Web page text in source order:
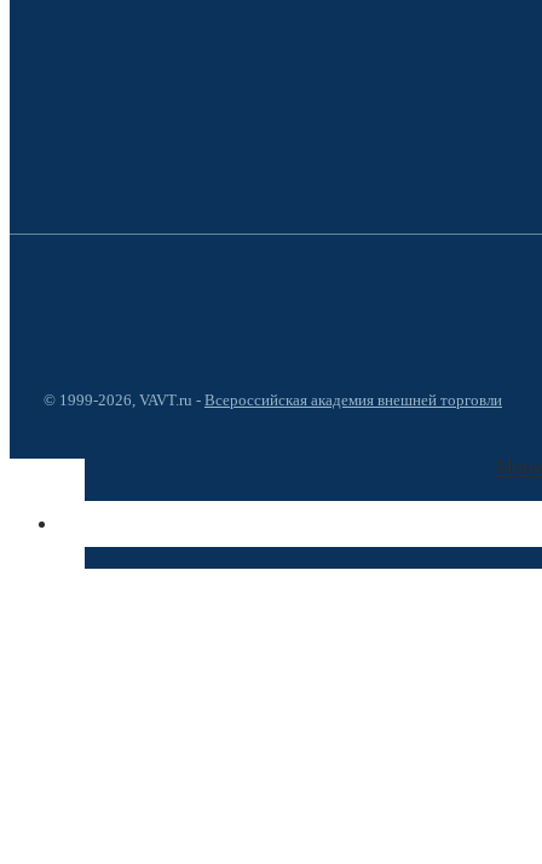
© 1999-2026, VAVT.ru - Всероссийская академия внешней торговли